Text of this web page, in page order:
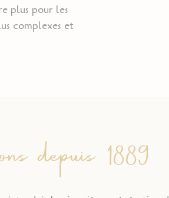
plus pour les
complexes et
depuis 1889